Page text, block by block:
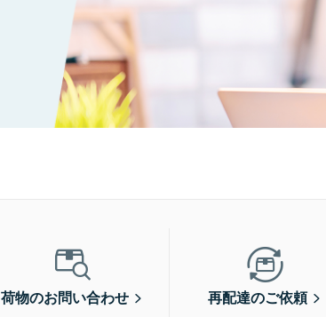
荷物のお問い合わせ 再配達のご依頼